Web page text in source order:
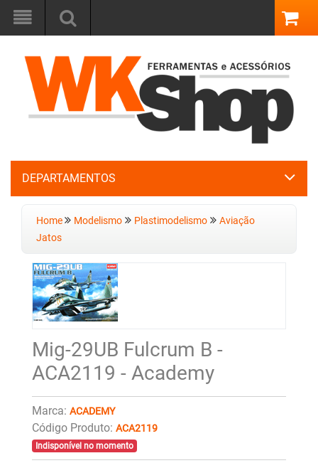
DEPARTAMENTOS
Home Modelismo Plastimodelismo
Aviação
Jatos
Mig-29UB Fulcrum B -
ACA2119 - Academy
Marca: ACADEMY
Código Produto: ACA2119
Indisponível no momento